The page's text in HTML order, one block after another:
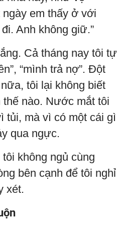
em thấy ở với
Anh không giữ.”
Cả tháng nay tôi tự
“mình trả nợ”. Đột
tôi lại không biết
nào. Nước mắt tôi
tủi, mà vì có một cái gì
qua ngực.
không ngủ cùng
bên cạnh để tôi nghỉ
xét.